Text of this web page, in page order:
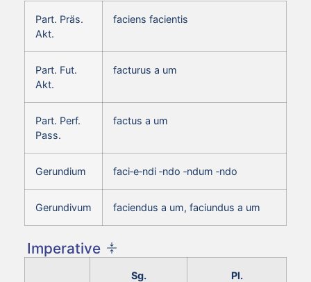
Part. Präs.
Akt.
faciens facientis
Part. Fut.
Akt.
facturus a um
Part. Perf.
Pass.
factus a um
Gerundium faci‑e‑ndi ‑ndo ‑ndum ‑ndo
Gerundivum faciendus a um, faciundus a um
Imperative
Sg. Pl.